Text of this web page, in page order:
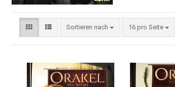
Sortieren nach 16 pro Seite